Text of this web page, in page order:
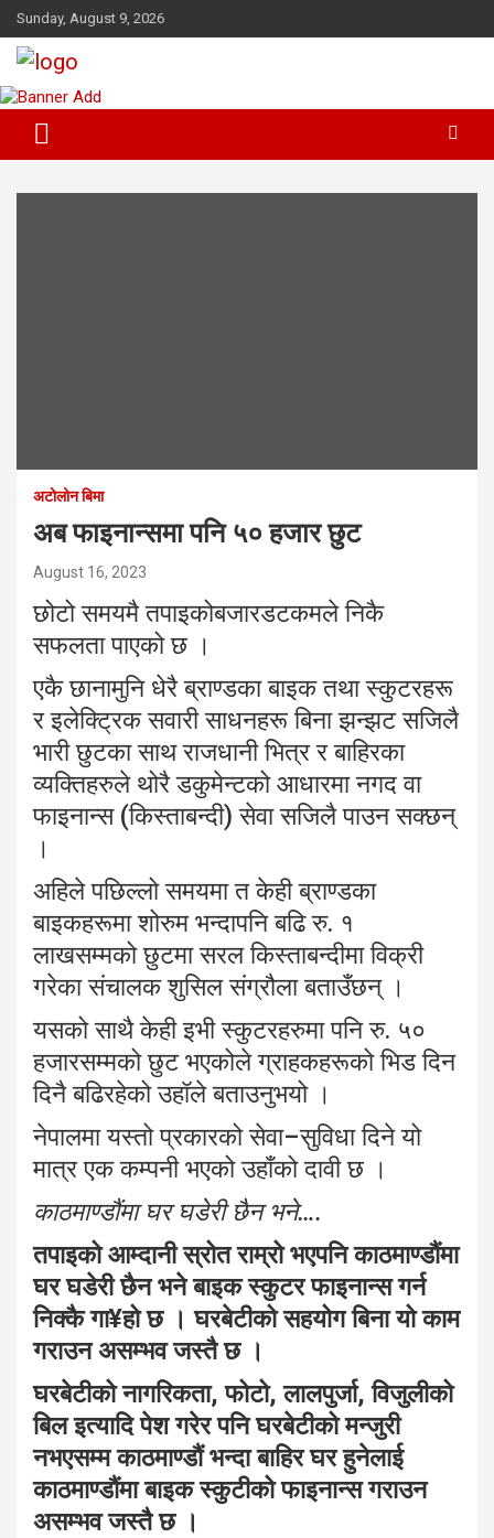
Skip
to
content
Sunday, August 9, 2026
अटोलोन बिमा
अब फाइनान्समा पनि ५० हजार छुट
August 16, 2023
छोटो समयमै तपाइकोबजारडटकमले निकै
सफलता पाएको छ ।
एकै छानामुनि धेरै ब्राण्डका बाइक तथा स्कुटरहरू
र इलेक्ट्रिक सवारी साधनहरू बिना झन्झट सजिलै
भारी छुटका साथ राजधानी भित्र र बाहिरका
व्यक्तिहरुले थोरै डकुमेन्टको आधारमा नगद वा
फाइनान्स (किस्ताबन्दी) सेवा सजिलै पाउन सक्छन्
।
अहिले पछिल्लो समयमा त केही ब्राण्डका
बाइकहरूमा शोरुम भन्दापनि बढि रु. १
लाखसम्मको छुटमा सरल किस्ताबन्दीमा विक्री
गरेका संचालक शुसिल संग्रौला बताउँछन् ।
यसको साथै केही इभी स्कुटरहरुमा पनि रु. ५०
हजारसम्मको छुट भएकोले ग्राहकहरूको भिड दिन
दिनै बढिरहेको उहॉले बताउनुभयो ।
नेपालमा यस्तो प्रकारको सेवा–सुविधा दिने यो
मात्र एक कम्पनी भएको उहाँको दावी छ ।
काठमाण्डौंमा घर घडेरी छैन भने….
तपाइको आम्दानी स्रोत राम्रो भएपनि काठमाण्डौंमा
घर घडेरी छैन भने बाइक स्कुटर फाइनान्स गर्न
निक्कै गा¥हो छ । घरबेटीको सहयोग बिना यो काम
गराउन असम्भव जस्तै छ ।
घरबेटीको नागरिकता,फोटो,लालपुर्जा,विजुलीको
बिल इत्यादि पेश गरेर पनि घरबेटीको मन्जुरी
नभएसम्म काठमाण्डौं भन्दा बाहिर घर हुनेलाई
काठमाण्डौंमा बाइक स्कुटीको फाइनान्स गराउन
असम्भव जस्तै छ ।